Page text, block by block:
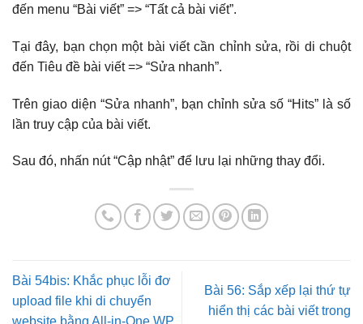
đến menu “Bài viết” => “Tất cả bài viết”.
Tại đây, bạn chọn một bài viết cần chỉnh sửa, rồi di chuột
đến Tiêu đề bài viết => “Sửa nhanh”.
Trên giao diện “Sửa nhanh”, bạn chỉnh sửa số “Hits” là số
lần truy cập của bài viết.
Sau đó, nhấn nút “Cập nhật” để lưu lại những thay đổi.
Bài 54bis: Khắc phục lỗi đơ
upload file khi di chuyển
website bằng All-in-One WP
Bài 56: Sắp xếp lại thứ tự
hiển thị các bài viết trong